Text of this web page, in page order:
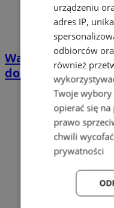
Wakacyjny
domkach
urządzeniu
adres IP,
odbiorców
również
Twoje wybory
opierać się
prawo
chwili
prywatności